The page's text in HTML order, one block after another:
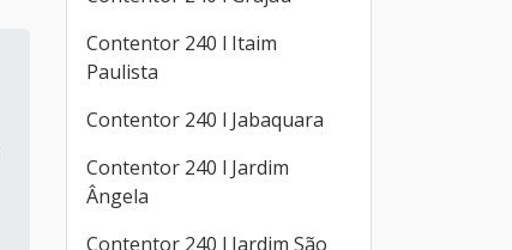
Contentor 240 l Itaim
Paulista
Contentor 240 l Jabaquara
Contentor 240 l Jardim
Ângela
Contentor 240 l Jardim São